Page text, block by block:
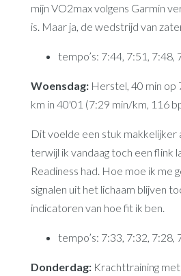
mijn VO2max volgens Garmin
is. Maar ja, de wedstrijd van
tempo’s: 7:44, 7:51, 7:48,
Woensdag:Herstel, 40 min op
km in 40'01 (7:29 min/km, 116
Dit voelde een stuk makkelijker
terwijl ik vandaag toch een flink
Readiness had. Hoe moe ik me
signalen uit het lichaam blijven
indicatoren van hoe fit ik ben.
tempo’s: 7:33, 7:32, 7:28,
Donderdag:Krachttraining